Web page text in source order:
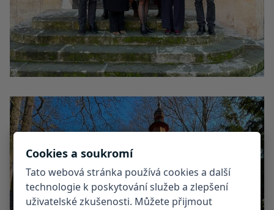
Cookies a soukromí
Tato webová stránka používá cookies a další
technologie k poskytování služeb a zlepšení
uživatelské zkušenosti. Můžete přijmout